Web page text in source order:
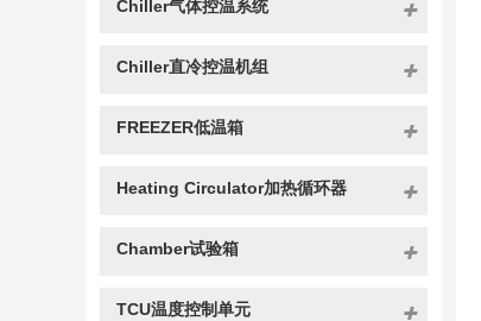
Chiller气体控温系统
Chiller直冷控温机组
FREEZER低温箱
Heating Circulator加热循环器
Chamber试验箱
TCU温度控制单元